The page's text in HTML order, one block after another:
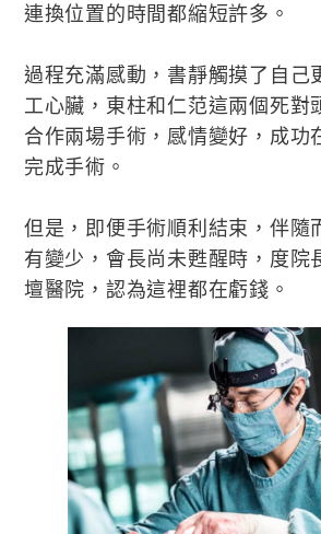
連換位置的時間都縮短許多。
過程充滿感動，書靜觸摸了自己
工心臟，東柱和仁范這兩個死對
合作兩場手術，感情變好，成功
完成手術。
但是，即便手術順利結束，伴隨
有變少，會長尚未甦醒時，度院
壇醫院，認為這裡都在虧錢。